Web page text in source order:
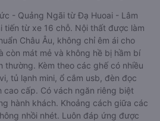
- Quảng Ngãi từ Đạ Huoai - Lâm
tiến từ xe 16 chỗ. Nội thất được làm
Châu Âu, không chỉ êm ái cho
còn mát mẻ và không hề bị hầm bí
thường. Kèm theo các ghế có nhiều
tủ lạnh mini, ổ cắm usb, đèn đọc
cao cấp. Có vách ngăn riêng biệt
hành khách. Khoảng cách giữa các
nhồi nhét. Luôn đáp ứng được